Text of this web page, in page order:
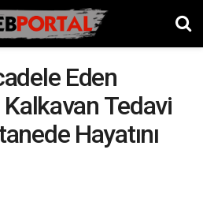
Eden
Tedavi
Hayatını